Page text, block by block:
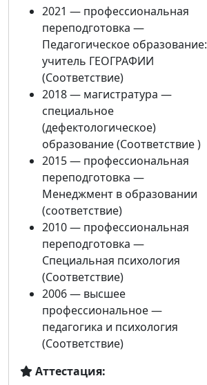
2021 — профессиональная
переподготовка —
Педагогическое образование:
учитель ГЕОГРАФИИ
(Соответствие)
2018 — магистратура —
специальное
(дефектологическое)
образование (Соответствие )
2015 — профессиональная
переподготовка —
Менеджмент в образовании
(соответствие)
2010 — профессиональная
переподготовка —
Специальная психология
(Соответствие)
2006 — высшее
профессиональное —
педагогика и психология
(Соответствие)
Аттестация: